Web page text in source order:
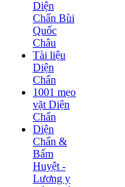
Diện
Chẩn Bùi
Quốc
Châu
Tài liệu
Diện
Chẩn
1001 mẹo
vặt Diện
Chẩn
Diện
Chẩn &
Bấm
Huyệt -
Lương y